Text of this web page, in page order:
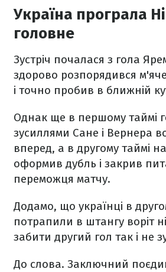
Україна програла
головне
Зустріч почалася з гола
здорово розпорядився
і точно пробив в ближній
Однак ще в першому таймі
зусиллями Сане і Вернера
вперед, а в другому таймі
оформив дубль і закрив
переможця матчу.
Додамо, що українці в
потрапили в штангу воріт
забити другий гол так і не
До слова. Заключний